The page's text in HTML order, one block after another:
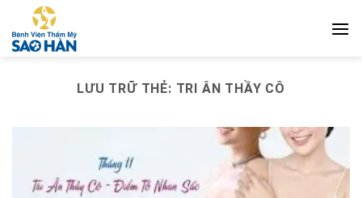
qua
nội
LƯU TRỮ THẺ: TRI ÂN THẦY CÔ